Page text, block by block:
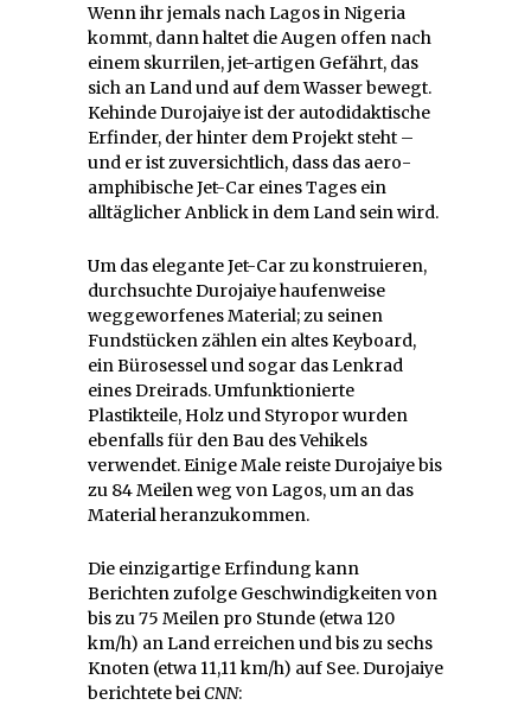
Wenn ihr jemals nach Lagos in Nigeria
kommt, dann haltet die Augen offen nach
einem skurrilen, jet-artigen Gefährt, das
sich an Land und auf dem Wasser bewegt.
Kehinde Durojaiye ist der autodidaktische
Erfinder, der hinter dem Projekt steht –
und er ist zuversichtlich, dass das aero-
amphibische Jet-Car eines Tages ein
alltäglicher Anblick in dem Land sein wird.
Um das elegante Jet-Car zu konstruieren,
durchsuchte Durojaiye haufenweise
weggeworfenes Material; zu seinen
Fundstücken zählen ein altes Keyboard,
ein Bürosessel und sogar das Lenkrad
eines Dreirads. Umfunktionierte
Plastikteile, Holz und Styropor wurden
ebenfalls für den Bau des Vehikels
verwendet. Einige Male reiste Durojaiye bis
zu 84 Meilen weg von Lagos, um an das
Material heranzukommen.
Die einzigartige Erfindung kann
Berichten zufolge Geschwindigkeiten von
bis zu 75 Meilen pro Stunde (etwa 120
km/h) an Land erreichen und bis zu sechs
Knoten (etwa 11,11 km/h) auf See. Durojaiye
berichtete beiCNN: